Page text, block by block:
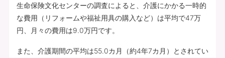
生命保険文化センターの調査によると、介護にかかる一時的
な費用（リフォームや福祉用具の購入など）は平均で47万
円、月々の費用は9.0万円です。
また、介護期間の平均は55.0カ月（約4年7カ月）とされてい